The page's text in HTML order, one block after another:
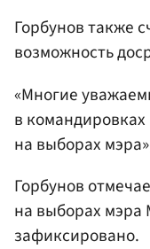
Горбунов также
возможность
«Многие
в командировках
на выборах
Горбунов
на выборах мэра
зафиксировано.